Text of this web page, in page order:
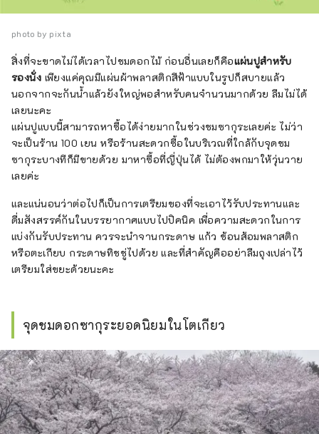
photo by pixta
สิ่งที่จะขาดไม่ได้เวลาไปชมดอกไม้ ก่อนอื่นเลยก็คือแผ่นปูสำหรับ
รองนั่ง เพียงแค่คุณมีแผ่นผ้าพลาสติกสีฟ้าแบบในรูปก็สบายแล้ว
นอกจากจะกันน้ำแล้วยังใหญ่พอสำหรับคนจำนวนมากด้วย ลืมไม่ได้
เลยนะคะ
แผ่นปูแบบนี้สามารถหาซื้อได้ง่ายมากในช่วงชมซากุระเลยค่ะ ไม่ว่า
จะเป็นร้าน 100 เยน หรือร้านสะดวกซื้อในบริเวณที่ใกล้กับจุดชม
ซากุระบางทีก็มีขายด้วย มาหาซื้อที่ญี่ปุ่นได้ ไม่ต้องพกมาให้วุ่นวาย
เลยค่ะ
และแน่นอนว่าต่อไปก็เป็นการเตรียมของที่จะเอาไว้รับประทานและ
ดื่มสังสรรค์กันในบรรยากาศแบบไปปิคนิค เพื่อความสะดวกในการ
แบ่งกันรับประทาน ควรจะนำจานกระดาษ แก้ว ช้อนส้อมพลาสติก
หรือตะเกียบ กระดาษทิชชู่ไปด้วย และที่สำคัญคืออย่าลืมถุงเปล่าไว้
เตรียมใส่ขยะด้วยนะคะ
จุดชมดอกซากุระยอดนิยมในโตเกียว